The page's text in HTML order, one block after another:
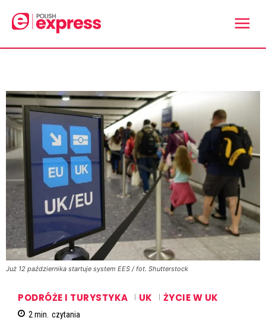
Już 12 października startuje system EES / fot. Shutterstock
PODRÓŻE I TURYSTYKA UK ŻYCIE W UK
2min. czytania